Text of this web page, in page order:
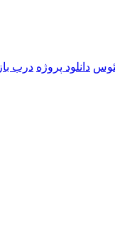
دانلود پروژه درب